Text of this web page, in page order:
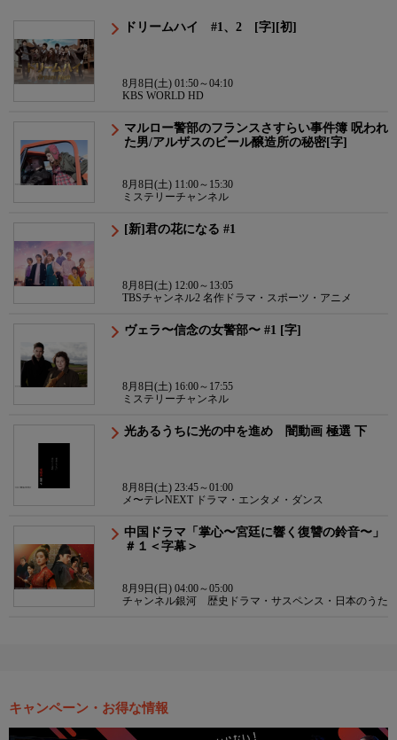
ドリームハイ #1、2 [字][初]
8月8日(土) 01:50～04:10
KBS WORLD HD
マルロー警部のフランスさすらい事件簿 呪われ
た男/アルザスのビール醸造所の秘密[字]
8月8日(土) 11:00～15:30
ミステリーチャンネル
[新]君の花になる #1
8月8日(土) 12:00～13:05
TBSチャンネル2 名作ドラマ・スポーツ・アニメ
ヴェラ〜信念の女警部〜 #1 [字]
8月8日(土) 16:00～17:55
ミステリーチャンネル
光あるうちに光の中を進め 闇動画 極選 下
8月8日(土) 23:45～01:00
メ〜テレNEXT ドラマ・エンタメ・ダンス
中国ドラマ「掌心〜宮廷に響く復讐の鈴音〜」
＃１＜字幕＞
8月9日(日) 04:00～05:00
チャンネル銀河 歴史ドラマ・サスペンス・日本のうた
キャンペーン・お得な情報